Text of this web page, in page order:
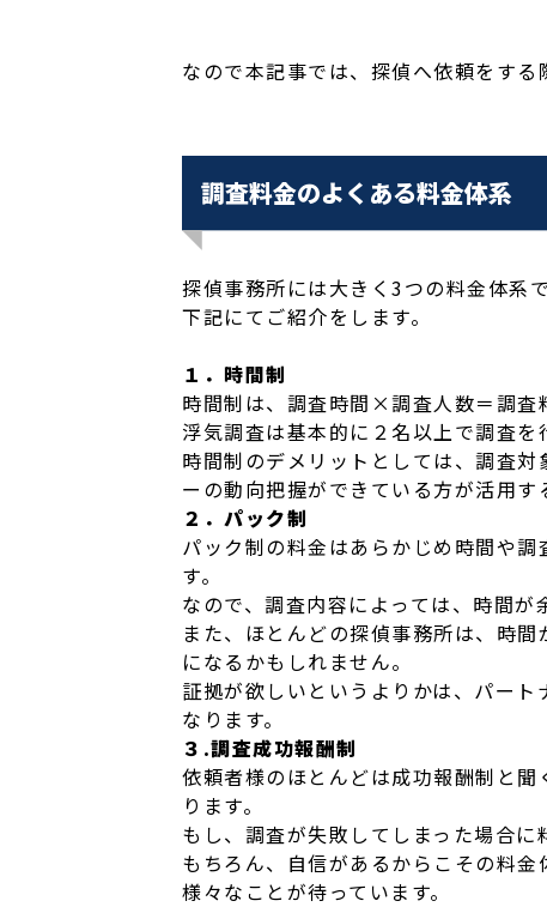
なので本記事では、探偵へ依頼をす
調査料金のよくある料金体系
探偵事務所には大きく3つの料金体系
下記にてご紹介をします。
１．時間制
時間制は、調査時間×調査人数＝調査
浮気調査は基本的に２名以上で調査
時間制のデメリットとしては、調査
ーの動向把握ができている方が活用す
２．パック制
パック制の料金はあらかじめ時間や
す。
なので、調査内容によっては、時間が
また、ほとんどの探偵事務所は、時
になるかもしれません。
証拠が欲しいというよりかは、パー
なります。
３.調査成功報酬制
依頼者様のほとんどは成功報酬制と
ります。
もし、調査が失敗してしまった場合
もちろん、自信があるからこその料
様々なことが待っています。